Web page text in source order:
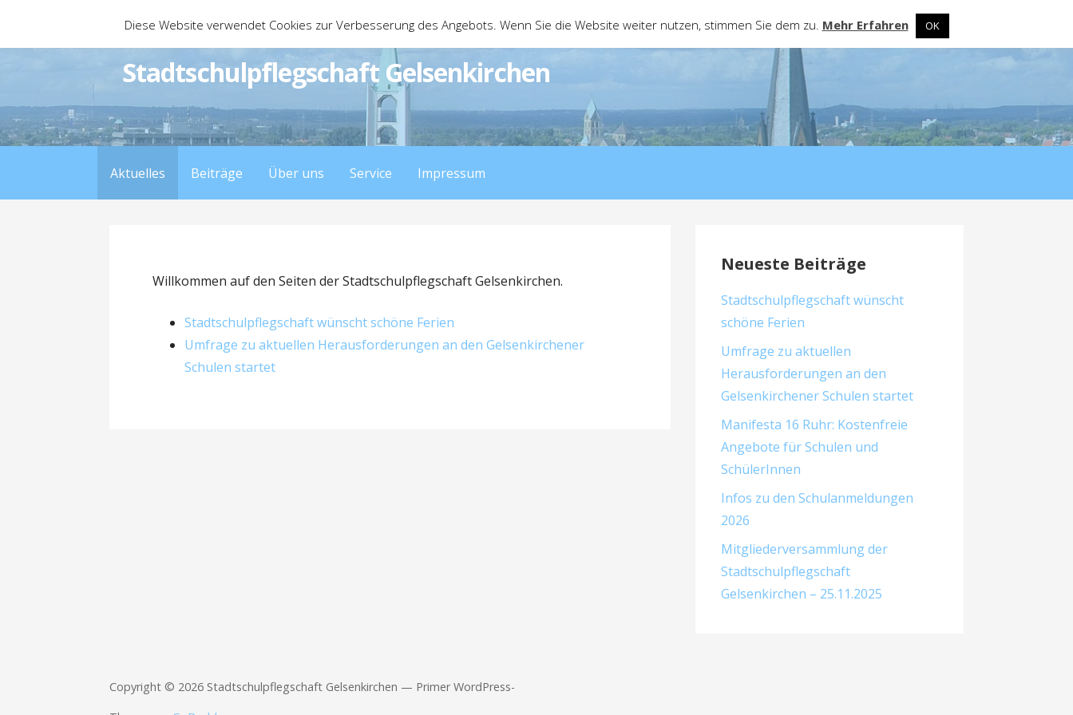
Stadtschulpflegschaft Gelsenkirchen
Aktuelles Beiträge Über uns Service Impressum
Willkommen auf den Seiten der Stadtschulpflegschaft Gelsenkirchen.
Stadtschulpflegschaft wünscht schöne Ferien
Umfrage zu aktuellen Herausforderungen an den Gelsenkirchener
Schulen startet
Neueste Beiträge
Stadtschulpflegschaft wünscht
schöne Ferien
Umfrage zu aktuellen
Herausforderungen an den
Gelsenkirchener Schulen startet
Manifesta 16 Ruhr: Kostenfreie
Angebote für Schulen und
SchülerInnen
Infos zu den Schulanmeldungen
2026
Mitgliederversammlung der
Stadtschulpflegschaft
Gelsenkirchen – 25.11.2025
Copyright © 2026 Stadtschulpflegschaft Gelsenkirchen — Primer WordPress-
Diese Website verwendet Cookies zur Verbesserung des Angebots. Wenn Sie die Website weiter nutzen, stimmen Sie dem zu. Mehr Erfahren OK